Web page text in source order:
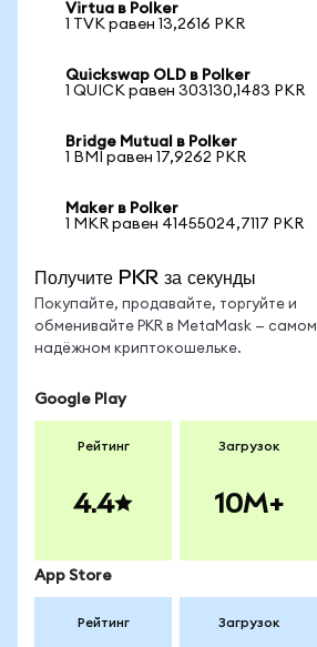
Virtua в Polker
1 TVK равен 13,2616 PKR
Quickswap OLD в Polker
1 QUICK равен 303130,1483 PKR
Bridge Mutual в Polker
1 BMI равен 17,9262 PKR
Maker в Polker
1 MKR равен 41455024,7117 PKR
Получите PKR за секунды
Покупайте, продавайте, торгуйте и
обменивайте PKR в MetaMask — самом
надёжном криптокошельке.
Google Play
Рейтинг
4.4
Загрузок
10M+
App Store
Рейтинг Загрузок